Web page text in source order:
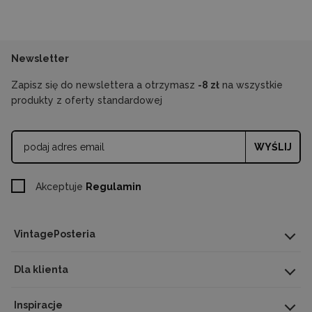
VintagePosteria
Dla klienta
Inspiracje
Newsletter
Zapisz się do newslettera a otrzymasz -8 zł na wszystkie
produkty z oferty standardowej
WYŚLIJ
Akceptuje Regulamin